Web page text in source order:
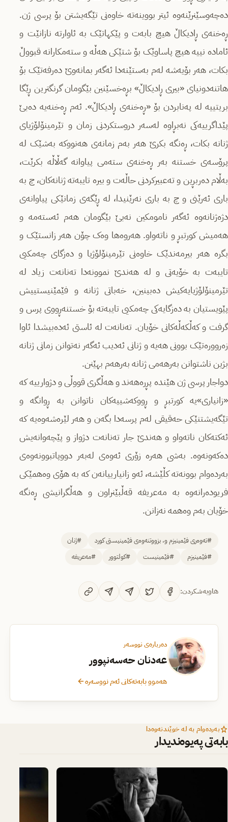
دەچەوسێنرێنەوە ئیتر بووینەتە خاوەنی تێگەیشتن بۆ پرسی ژن.
ڕەخنەی ڕادیکاڵ هیچ بابەت و پێکهاتێک بە ئاوارتە نازانێت و
ئامادە نییە هیچ پاساوێک بۆ شتێکی هەڵە و ستەمکارانە قبووڵ
بکات، هەر بۆیەشە لەم بەستێنەدا ئەگەر بمانەوێ دەرفەتێک بۆ
هاتنەدونیای «بیری ڕادیکاڵ» بڕەخسێنین بێگومان گرنگترین ڕێگا
بریتییە لە پەنابردن بۆ «ڕەخنەی ڕادیکاڵ». ئەم ڕەخنەیە دەبێ
پێداگرییەکی نەبڕاوە لەسەر دروستکردنی زمان و تێرمینۆلۆژیای
ژنانە بکات، ڕەنگە بکرێ هەر بەم زمانەی هەنووکە بەشێک لە
پرۆسەی خستنە بەر ڕەخنەی ستەمی پیاوانە گەڵاڵە بکرێت،
بەڵام دەربڕین و تەعبیرکردنی حاڵەت و بیرە تایبەتە ژنانەکان، چ بە
باری ئەرێنی و چ بە باری نەرێنیدا، لە ڕێگەی زمانێکی پیاوانەی
دژەژنانەوە ئەگەر نامومکین نەبێ بێگومان هەم ئەستەمە و
هەمیش کورتبڕ و ناتەواو. هەروەها وەک چۆن هەر زانستێک و
بگرە هەر بیرمەندێک خاوەنی تێرمینۆلۆژیا و دەزگای چەمکیی
تایبەت بە خۆیەتی و لە هەندێ نموونەدا تەنانەت زیاد لە
تێرمینۆلۆژیایەکیش دەبینین، خەباتی ژنانە و فێمێنیستییش
پێویستیان بە دەزگایەکی چەمکیی تایبەتە بۆ خستنەڕووی پرس و
گرفت و کەڵکەڵەکانی خۆیان. تەنانەت لە ئاستی ئەدەبیشدا ئاوا
زەروورەتێک بوونی هەیە و ژنانی ئەدیب ئەگەر نەتوانن زمانی ژنانە
بژین ناشتوانن بەرهەمی ژنانە بەرهەم بهێنن.
دواجار پرسی ژن هێندە پڕرەهەند و هەڵگری قووڵی و دژوارییە کە
«زانیاری»یە کورتبڕ و ڕووکەشییەکان ناتوانن بە ڕوانگە و
تێگەیشتنێکی حەقیقی لەم پرسەدا بگەن و هەر لێرەشەوەیە کە
ئەکتەکان ناتەواو و هەندێ جار تەنانەت دژواز و پێچەوانەیش
دەکەونەوە. بەشی هەرە زۆری ئەوەی لەبەر دووپاتبوونەوەی
بەردەوام بوونەتە کڵێشە، ئەو زانیارییانەن کە بە هۆی وەهمێکی
فریودەرانەوە بە مەعریفە قەڵبێنراون و هەڵگرانیشی ڕەنگە
خۆیان بەم وەهمە نەزانن.
#تەوەری فێمینیزم و، بزووتنەوەی فێمینیستی کورد
#ژنان
#فێمینیزم
#فێمینیست #کولتوور #مەعریفە
هاوبەشکردن:
دەربارەی نووسەر
عەدنان حەسەنپوور
هەموو بابەتەکانی ئەم نووسەرە
بەردەوام بە لە خوێندنەوەدا
بابەتی پەیوەندیدار